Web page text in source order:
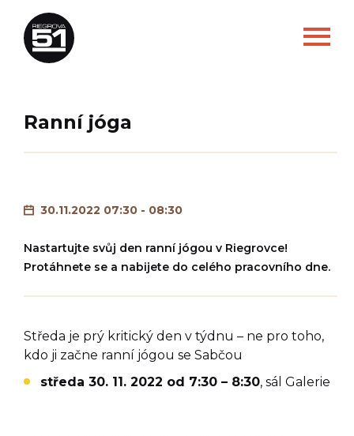
Ranní jóga
30.11.2022 07:30 - 08:30
Nastartujte svůj den ranní jógou v Riegrovce!
Protáhnete se a nabijete do celého pracovního dne.
Středa je prý kritický den v týdnu – ne pro toho,
kdo ji začne ranní jógou se Sabčou
středa 30. 11. 2022 od 7:30 – 8:30, sál Galerie